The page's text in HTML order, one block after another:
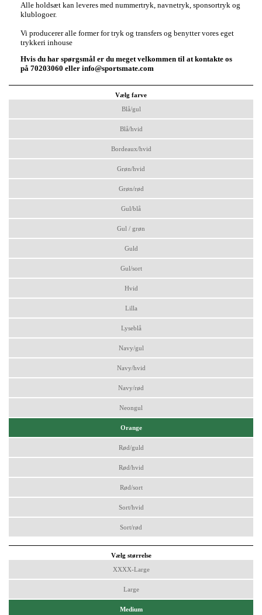
Alle holdsæt kan leveres med nummertryk, navnetryk, sponsortryk og
klublogoer.
Vi producerer alle former for tryk og transfers og benytter vores eget
trykkeri inhouse
Hvis du har spørgsmål er du meget velkommen til at kontakte os
på 70203060 eller info@sportsmate.com
Vælg farve
Blå/gul
Blå/hvid
Bordeaux/hvid
Grøn/hvid
Grøn/rød
Gul/blå
Gul / grøn
Guld
Gul/sort
Hvid
Lilla
Lyseblå
Navy/gul
Navy/hvid
Navy/rød
Neongul
Orange
Rød/guld
Rød/hvid
Rød/sort
Sort/hvid
Sort/rød
Vælg størrelse
XXXX-Large
Large
Medium